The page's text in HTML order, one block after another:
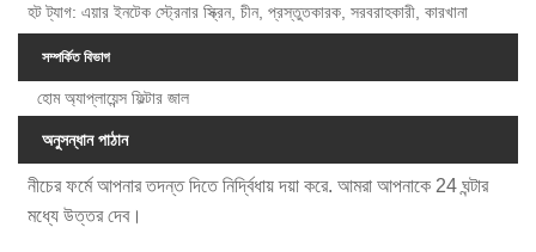
হট ট্যাগ: এয়ার ইনটেক স্ট্রেনার স্ক্রিন, চীন, প্রস্তুতকারক, সরবরাহকারী, কারখানা
সম্পর্কিত বিভাগ
হোম অ্যাপ্লায়েন্স ফিল্টার জাল
অনুসন্ধান পাঠান
নীচের ফর্মে আপনার তদন্ত দিতে নির্দ্বিধায় দয়া করে. আমরা আপনাকে 24 ঘন্টার
মধ্যে উত্তর দেব।